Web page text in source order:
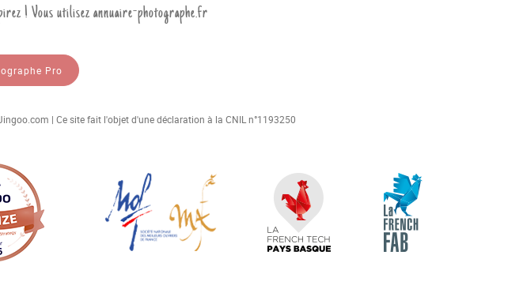
! Vous utilisez annuaire-photographe.fr
Pro
| Ce site fait l'objet d'une déclaration à la CNIL n°1193250